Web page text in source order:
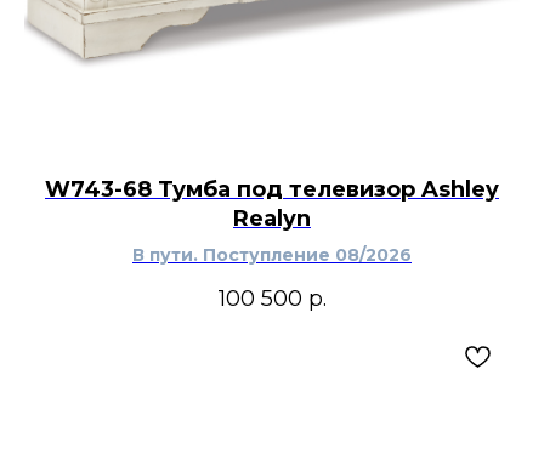
W743-68 Тумба под телевизор Ashley
Realyn
В пути. Поступление 08/2026
100 500 р.